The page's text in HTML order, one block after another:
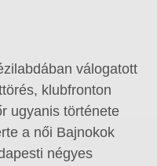
válogatott
klubfronton
ugyanis története
a női Bajnokok
négyes